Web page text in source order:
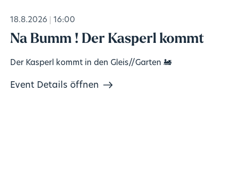
18.8.2026 16:00
Na Bumm ! Der Kasperl kommt
Der Kasperl kommt in den Gleis//Garten 🚂
Event Details öffnen